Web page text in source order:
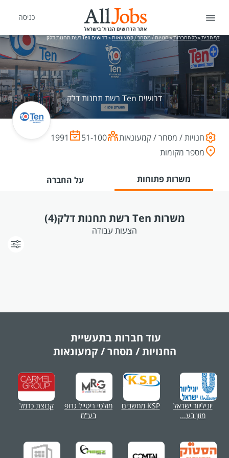
כניסה
דף הבית »כל החברות»חנויות / מסחר / קמעונאות »דרושים Ten רשת תחנות דלק
דרושים Ten רשת תחנות דלק
חנויות / מסחר / קמעונאות 51-100
1991
מספר מקומות
משרות פתוחות על החברה
משרות Ten רשת תחנות דלק (4)
הצעות עבודה
עוד חברות בתעשיית
החנויות / מסחר / קמעונאות
יוניליוור ישראל
מזון בע...
KSP מחשבים
מולטי ריטייל גרופ
בע"מ
קבוצת כרמל